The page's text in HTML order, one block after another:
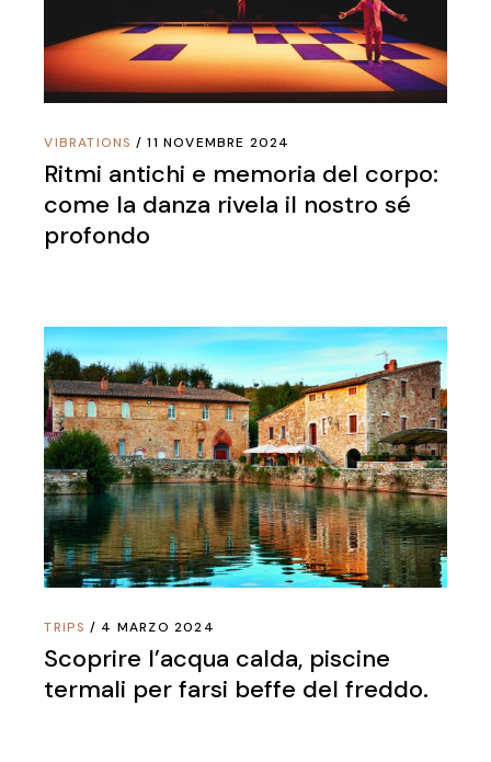
VIBRATIONS 11 NOVEMBRE 2024
Ritmi antichi e memoria del corpo:
come la danza rivela il nostro sé
profondo
TRIPS 4 MARZO 2024
Scoprire l’acqua calda, piscine
termali per farsi beffe del freddo.